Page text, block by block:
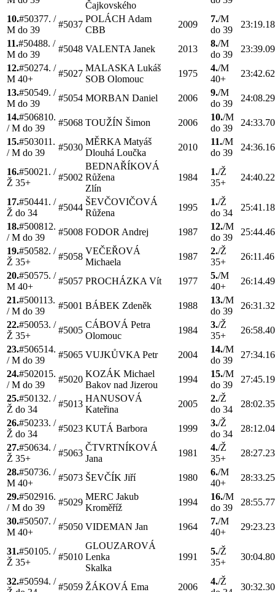
Čajkovského
10.#50377. /
M do 39
#5037
POLÁCH Adam
CBB
2009
7./M
do 39
11.#50488. /
M do 39
#5048 VALENTA Janek 2013
8./M
do 39
12.#50274. /
M 40+
#5027
MALASKA Lukáš
SOB Olomouc
1975
4./M
40+
13.#50549. /
M do 39
#5054 MORBAN Daniel 2006
9./M
do 39
14.#506810.
/M do 39
#5068 TOUŽÍN Šimon 2006
10./M
do 39
15.#503011.
/M do 39
#5030
MĚRKA Matyáš
Dlouhá Loučka
2010
11./M
do 39
16.#50021. /
Ž 35+
#5002
BEDNAŘÍKOVÁ
Růžena
Zlín
1984
1./Ž
35+
17.#50441. /
Ž do 34
#5044
ŠEVČOVIČOVÁ
Růžena
1995
1./Ž
do 34
18.#500812.
/M do 39
#5008 FODOR Andrej 1987
12./M
do 39
19.#50582. /
Ž 35+
#5058
VEČEŘOVÁ
Michaela
1987
2./Ž
35+
20.#50575. /
M 40+
#5057 PROCHÁZKA Vít 1977
5./M
40+
21.#500113.
/M do 39
#5001 BÁBEK Zdeněk 1988
13./M
do 39
22.#50053. /
Ž 35+
#5005
CÁBOVÁ Petra
Olomouc
1984
3./Ž
35+
23.#506514.
/M do 39
#5065 VUJKŮVKA Petr 2004
14./M
do 39
24.#502015.
/M do 39
#5020
KOZÁK Michael
Bakov nad Jizerou
1994
15./M
do 39
25.#50132. /
Ž do 34
#5013
HANUSOVÁ
Kateřina
2005
2./Ž
do 34
26.#50233. /
Ž do 34
#5023 KUTÁ Barbora 1999
3./Ž
do 34
27.#50634. /
Ž 35+
#5063
ČTVRTNÍKOVÁ
Jana
1981
4./Ž
35+
28.#50736. /
M 40+
#5073 ŠEVČÍK Jiří 1980
6./M
40+
29.#502916.
/M do 39
#5029
MERC Jakub
Kroměříž
1994
16./M
do 39
30.#50507. /
M 40+
#5050 VIDEMAN Jan 1964
7./M
40+
31.#50105. /
Ž 35+
#5010
GLOUZAROVÁ
Lenka
Skalka
1991
5./Ž
35+
32.#50594. /
#5059 ŽÁKOVÁ Ema 2006
4./Ž